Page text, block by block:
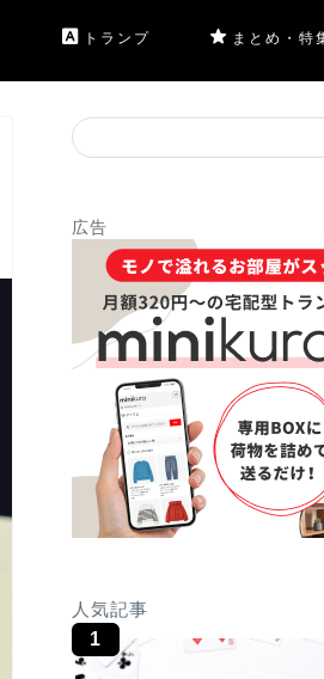
トランプ まとめ・特
広告
人気記事